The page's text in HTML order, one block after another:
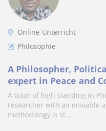
Online-Unterricht
Philosophie
A Philosopher,
expert in Peace and
A tutor of high standing in
researcher with an enviable
methodology is st...